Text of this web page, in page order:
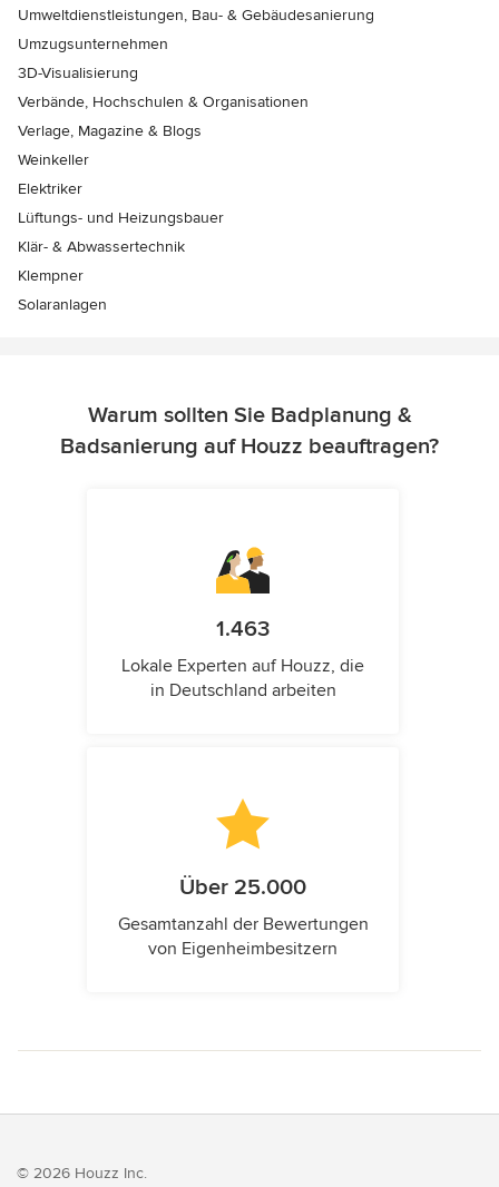
Umweltdienstleistungen, Bau- & Gebäudesanierung
Umzugsunternehmen
3D-Visualisierung
Verbände, Hochschulen & Organisationen
Verlage, Magazine & Blogs
Weinkeller
Elektriker
Lüftungs- und Heizungsbauer
Klär- & Abwassertechnik
Klempner
Solaranlagen
Warum sollten Sie Badplanung &
Badsanierung auf Houzz beauftragen?
1.463
Lokale Experten auf Houzz, die
in Deutschland arbeiten
Über 25.000
Gesamtanzahl der Bewertungen
von Eigenheimbesitzern
© 2026 Houzz Inc.